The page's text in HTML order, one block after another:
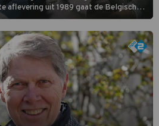
aflevering uit 1989 gaat de Belgische
vermiste kok. Poirot raakt al snel
(HH)